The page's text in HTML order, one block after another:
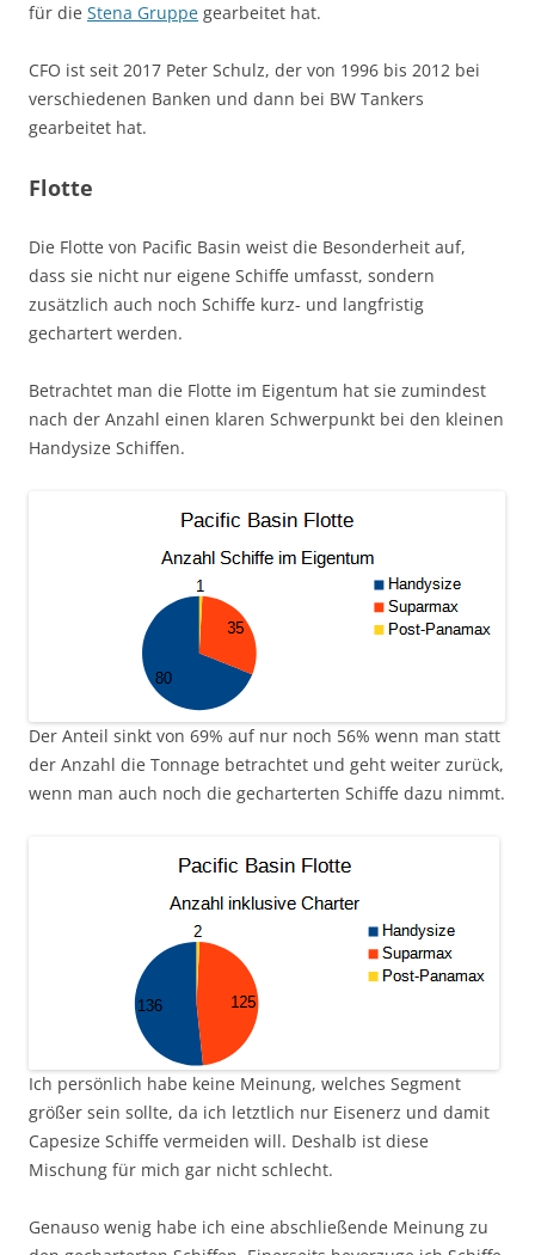
für die Stena Gruppe gearbeitet hat.
CFO ist seit 2017 Peter Schulz, der von 1996 bis 2012 bei
verschiedenen Banken und dann bei BW Tankers
gearbeitet hat.
Flotte
Die Flotte von Pacific Basin weist die Besonderheit auf,
dass sie nicht nur eigene Schiffe umfasst, sondern
zusätzlich auch noch Schiffe kurz- und langfristig
gechartert werden.
Betrachtet man die Flotte im Eigentum hat sie zumindest
nach der Anzahl einen klaren Schwerpunkt bei den kleinen
Handysize Schiffen.
Der Anteil sinkt von 69% auf nur noch 56% wenn man statt
der Anzahl die Tonnage betrachtet und geht weiter zurück,
wenn man auch noch die gecharterten Schiffe dazu nimmt.
Ich persönlich habe keine Meinung, welches Segment
größer sein sollte, da ich letztlich nur Eisenerz und damit
Capesize Schiffe vermeiden will. Deshalb ist diese
Mischung für mich gar nicht schlecht.
Genauso wenig habe ich eine abschließende Meinung zu